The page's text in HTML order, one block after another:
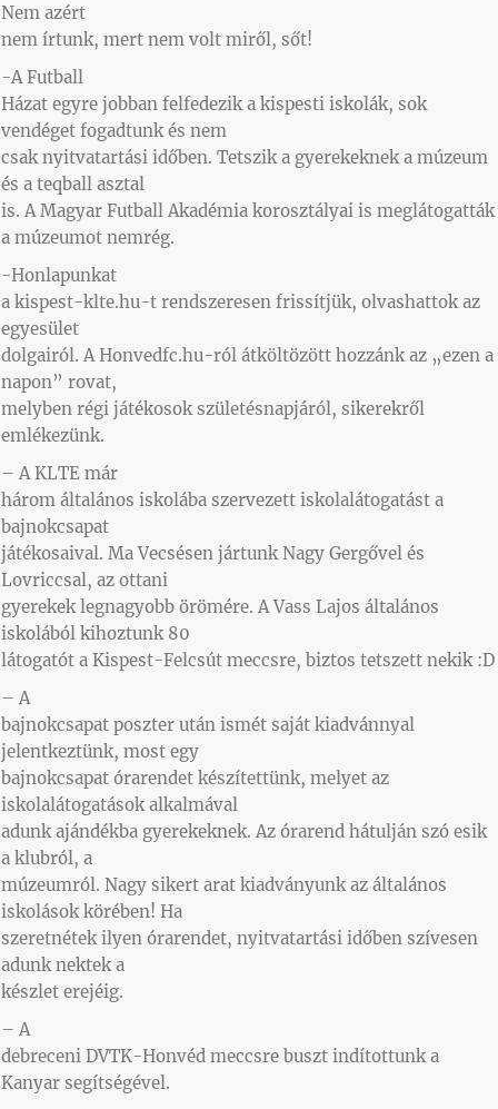
Nem azért
nem írtunk, mert nem volt miről, sőt!
-A Futball
Házat egyre jobban felfedezik a kispesti iskolák, sok
vendéget fogadtunk és nem
csak nyitvatartási időben. Tetszik a gyerekeknek a múzeum
és a teqball asztal
is. A Magyar Futball Akadémia korosztályai is meglátogatták
a múzeumot nemrég.
-Honlapunkat
a kispest-klte.hu-t rendszeresen frissítjük, olvashattok az
egyesület
dolgairól. A Honvedfc.hu-ról átköltözött hozzánk az „ezen a
napon” rovat,
melyben régi játékosok születésnapjáról, sikerekről
emlékezünk.
– A KLTE már
három általános iskolába szervezett iskolalátogatást a
bajnokcsapat
játékosaival. Ma Vecsésen jártunk Nagy Gergővel és
Lovriccsal, az ottani
gyerekek legnagyobb örömére. A Vass Lajos általános
iskolából kihoztunk 80
látogatót a Kispest-Felcsút meccsre, biztos tetszett nekik :D
– A
bajnokcsapat poszter után ismét saját kiadvánnyal
jelentkeztünk, most egy
bajnokcsapat órarendet készítettünk, melyet az
iskolalátogatások alkalmával
adunk ajándékba gyerekeknek. Az órarend hátulján szó esik
a klubról, a
múzeumról. Nagy sikert arat kiadványunk az általános
iskolások körében! Ha
szeretnétek ilyen órarendet, nyitvatartási időben szívesen
adunk nektek a
készlet erejéig.
– A
debreceni DVTK-Honvéd meccsre buszt indítottunk a
Kanyar segítségével.